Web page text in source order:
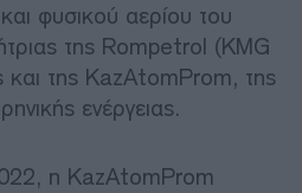
φυσικού αερίου του
της Rompetrol (KMG
της KazAtomProm, της
ενέργειας.
η KazAtomProm